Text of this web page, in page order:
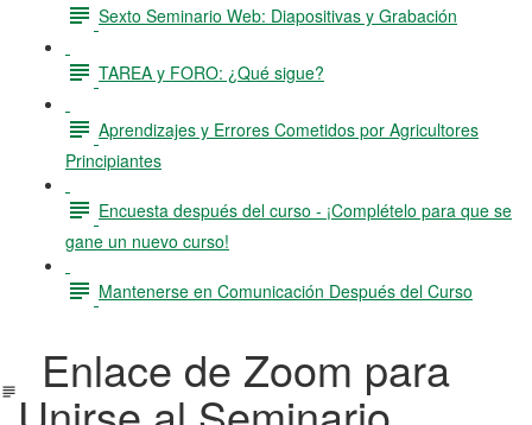
Sexto Seminario Web: Diapositivas y Grabación
TAREA y FORO: ¿Qué sigue?
Aprendizajes y Errores Cometidos por Agricultores
Principiantes
Encuesta después del curso - ¡Complételo para que se
gane un nuevo curso!
Mantenerse en Comunicación Después del Curso
Enlace de Zoom para